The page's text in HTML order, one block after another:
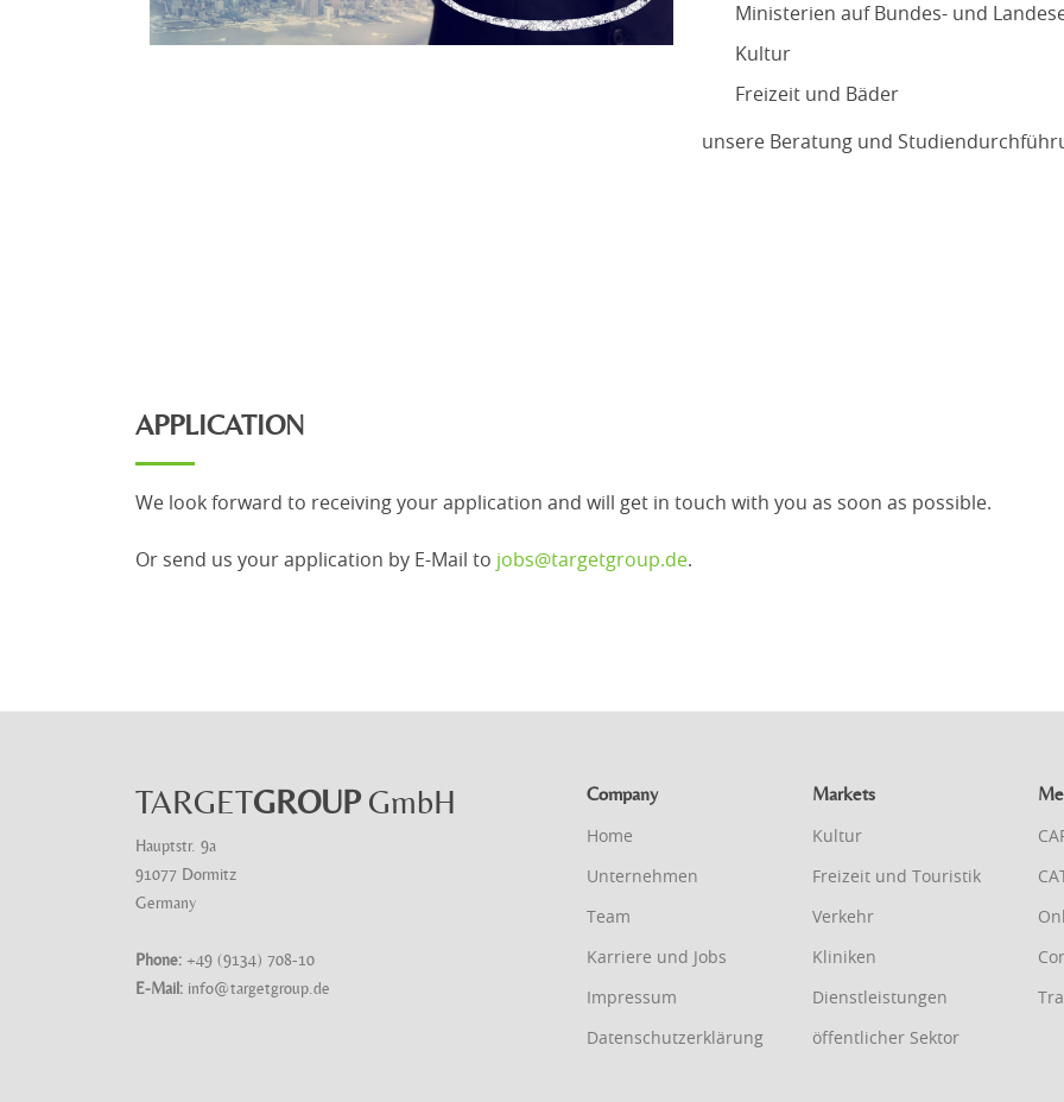
Ministerien auf Bundes- und
Kultur
Freizeit und Bäder
unsere Beratung und
APPLICATION
We look forward to receiving your application and will get in touch with you as soon as possible.
Or send us your application by E-Mail to jobs@targetgroup.de.
TARGETGROUPGmbH
Hauptstr. 9a
91077 Dormitz
Germany
Phone: +49 (9134) 708-10
E-Mail: info@targetgroup.de
Company
Home
Unternehmen
Team
Karriere und Jobs
Impressum
Datenschutzerklärung
Markets
Kultur
Freizeit und Touristik
Verkehr
Kliniken
Dienstleistungen
öffentlicher Sektor
CATI